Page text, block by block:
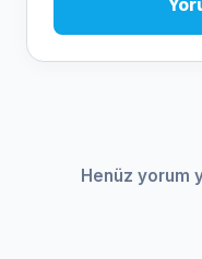
Henüz yorum